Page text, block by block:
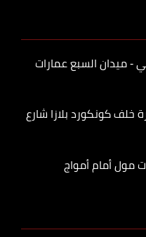
ش الميرغني - ميدان السبع عمارات
شارع الجزيرة خلف كونكورد بلازا شارع
مول أمام أمواج